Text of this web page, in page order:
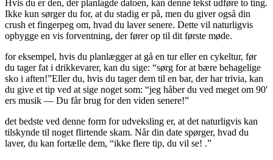
Hvis du er den, der planlagde datoen, kan denne tekst udføre to ting.
Ikke kun sørger du for, at du stadig er på, men du giver også din
crush et fingerpeg om, hvad du laver senere. Dette vil naturligvis
opbygge en vis forventning, der fører op til dit første møde.
for eksempel, hvis du planlægger at gå en tur eller en cykeltur, før
du tager fat i drikkevarer, kan du sige: “sørg for at bære behagelige
sko i aften!”Eller du, hvis du tager dem til en bar, der har trivia, kan
du give et tip ved at sige noget som: “jeg håber du ved meget om 90′
ers musik — Du får brug for den viden senere!”
det bedste ved denne form for udveksling er, at det naturligvis kan
tilskynde til noget flirtende skam. Når din date spørger, hvad du
laver, du kan fortælle dem, “ikke flere tip, du vil se! .”